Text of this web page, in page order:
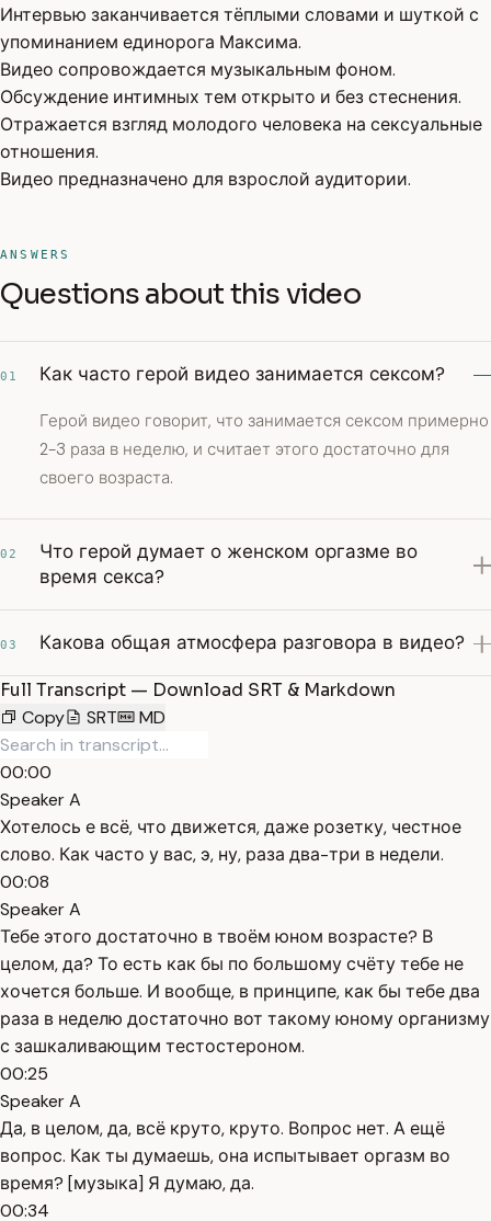
Интервью заканчивается тёплыми словами и шуткой с
упоминанием единорога Максима.
Видео сопровождается музыкальным фоном.
Обсуждение интимных тем открыто и без стеснения.
Отражается взгляд молодого человека на сексуальные
отношения.
Видео предназначено для взрослой аудитории.
ANSWERS
Questions about this video
01 Как часто герой видео занимается сексом?
Герой видео говорит, что занимается сексом примерно
2-3 раза в неделю, и считает этого достаточно для
своего возраста.
02
Что герой думает о женском оргазме во
время секса?
03 Какова общая атмосфера разговора в видео?
Full Transcript — Download SRT & Markdown
Copy
SRT MD
00:00
Speaker A
Хотелось е всё, что движется, даже розетку, честное
слово. Как часто у вас, э, ну, раза два-три в недели.
00:08
Speaker A
Тебе этого достаточно в твоём юном возрасте? В
целом, да? То есть как бы по большому счёту тебе не
хочется больше. И вообще, в принципе, как бы тебе два
раза в неделю достаточно вот такому юному организму
с зашкаливающим тестостероном.
00:25
Speaker A
Да, в целом, да, всё круто, круто. Вопрос нет. А ещё
вопрос. Как ты думаешь, она испытывает оргазм во
время? [музыка] Я думаю, да.
00:34